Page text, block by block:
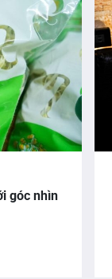
góc nhìn